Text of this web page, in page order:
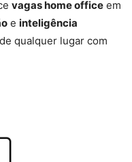
vagas home office em
e inteligência
qualquer lugar com